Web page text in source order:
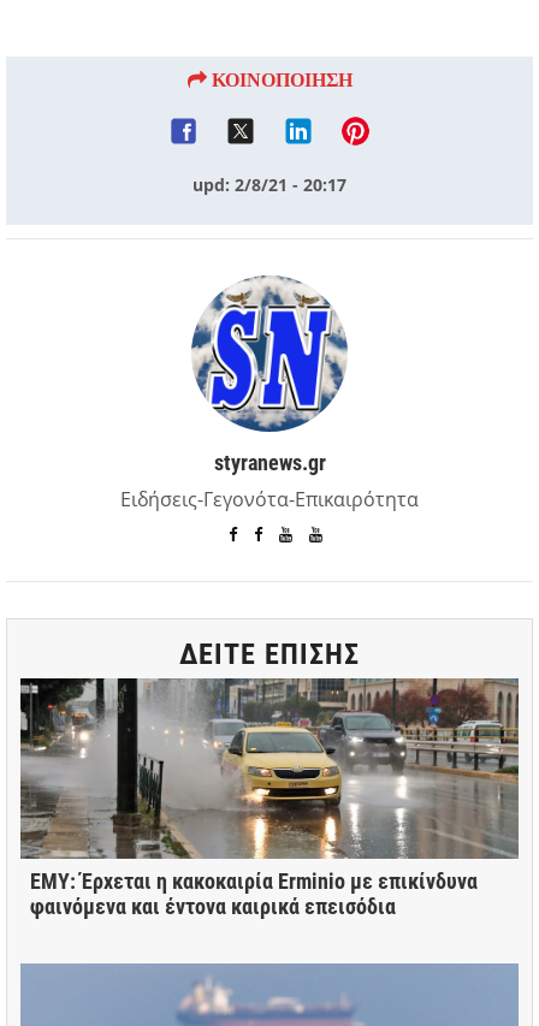
ΚΟΙΝΟΠΟΙΗΣΗ
upd: 2/8/21 - 20:17
styranews.gr
Ειδήσεις-Γεγονότα-Επικαιρότητα
ΔΕΙΤΕ ΕΠΙΣΗΣ
ΕΜΥ: Έρχεται η κακοκαιρία Erminio με επικίνδυνα
φαινόμενα και έντονα καιρικά επεισόδια